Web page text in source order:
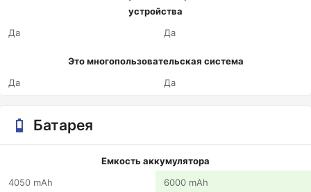
устройства
Да
Да
Это многопользовательская система
Да
Да
Батарея
Емкость аккумулятора
4050 mAh
6000 mAh